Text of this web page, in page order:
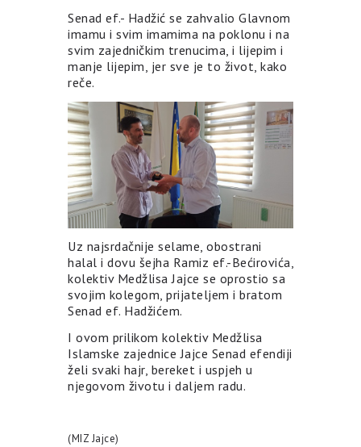
Senad ef.- Hadžić se zahvalio Glavnom
imamu i svim imamima na poklonu i na
svim zajedničkim trenucima, i lijepim i
manje lijepim, jer sve je to život, kako
reče.
Uz najsrdačnije selame, obostrani
halal i dovu šejha Ramiz ef.-Bećirovića,
kolektiv Medžlisa Jajce se oprostio sa
svojim kolegom, prijateljem i bratom
Senad ef. Hadžićem.
I ovom prilikom kolektiv Medžlisa
Islamske zajednice Jajce Senad efendiji
želi svaki hajr, bereket i uspjeh u
njegovom životu i daljem radu.
(MIZ Jajce)